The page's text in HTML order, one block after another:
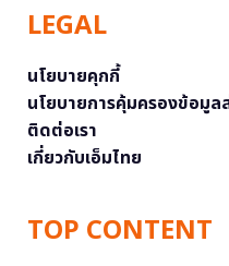
LEGAL
นโยบายคุกกี้
นโยบายการคุ้มครองข้อมูล
ติดต่อเรา
เกี่ยวกับเอ็มไทย
TOP CONTENT